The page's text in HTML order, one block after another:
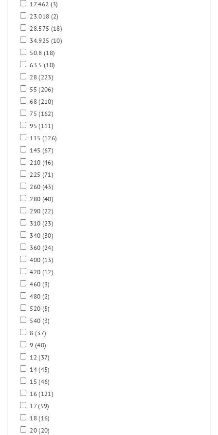
17.462 (3)
23.018 (2)
28.575 (18)
34.925 (10)
50.8 (18)
63.5 (10)
28(223)
55(206)
68(210)
75(162)
95(111)
115 (126)
145 (67)
210 (46)
225 (71)
260 (43)
280 (40)
290 (22)
310 (23)
340 (30)
360 (24)
400 (13)
420 (12)
460 (3)
480 (2)
520 (5)
540 (3)
8 (37)
9 (40)
12(37)
14(45)
15(46)
16(121)
17(59)
18(16)
20(20)